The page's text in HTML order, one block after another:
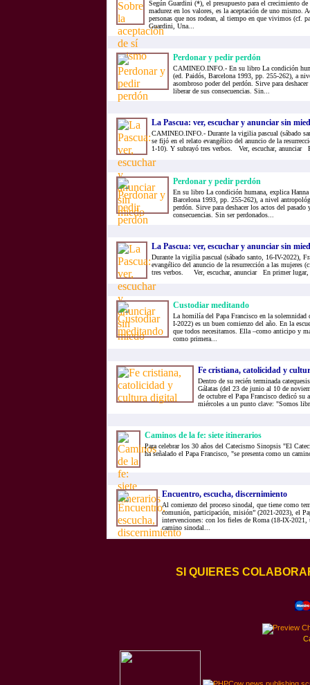
Según Guardini (*), el presupuesto para el crecimiento
madurez en los valores, es la aceptación de uno mismo.
personas que nos rodean, al tiempo en que vivimos (cf.
Guardini, Una...
Perdonar y pedir perdón
CAMINEO.INFO.- En su libro La condición
(ed. Paidós, Barcelona 1993, pp. 255-262), a
asombroso poder del perdón. Sirve para
liberar de sus consecuencias. Sin...
La Pascua: ver, escuchar y anunciar sin
CAMINEO.INFO.- Durante la vigilia pascual (sábado
se fijó en el relato evangélico del anuncio de la
1-10). Y subrayó tres verbos. Ver, escuchar, anunciar
Perdonar y pedir perdón
En su libro La condición humana, explica
Barcelona 1993, pp. 255-262), a nivel
perdón. Sirve para deshacer los actos del pasado
consecuencias. Sin ser perdonados...
La Pascua: ver, escuchar y anunciar sin
Durante la vigilia pascual (sábado santo, 16-IV-2022),
evangélico del anuncio de la resurrección a las mujeres
tres verbos. Ver, escuchar, anunciar En primer lugar,
Custodiar meditando
La homilía del Papa Francisco en la solemnidad
I-2022) es un buen comienzo del año. En la
que todos necesitamos. Ella –como anticipo y
como primera...
Fe cristiana, catolicidad y
Dentro de su recién terminada
Gálatas (del 23 de junio al 10 de
de octubre el Papa Francisco dedicó su
miércoles a un punto clave: "Somos
Caminos de la fe: siete itinerarios
Para celebrar los 30 años del Catecismo Sinopsis "El
ha señalado el Papa Francisco, "se presenta como un
Encuentro, escucha, discernimiento
Al comienzo del proceso sinodal, que tiene como
comunión, participación, misión” (2021-2023), el
intervenciones: con los fieles de Roma (18-IX-
camino sinodal...
SI QUIERES